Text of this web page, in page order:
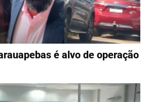
é alvo de operação